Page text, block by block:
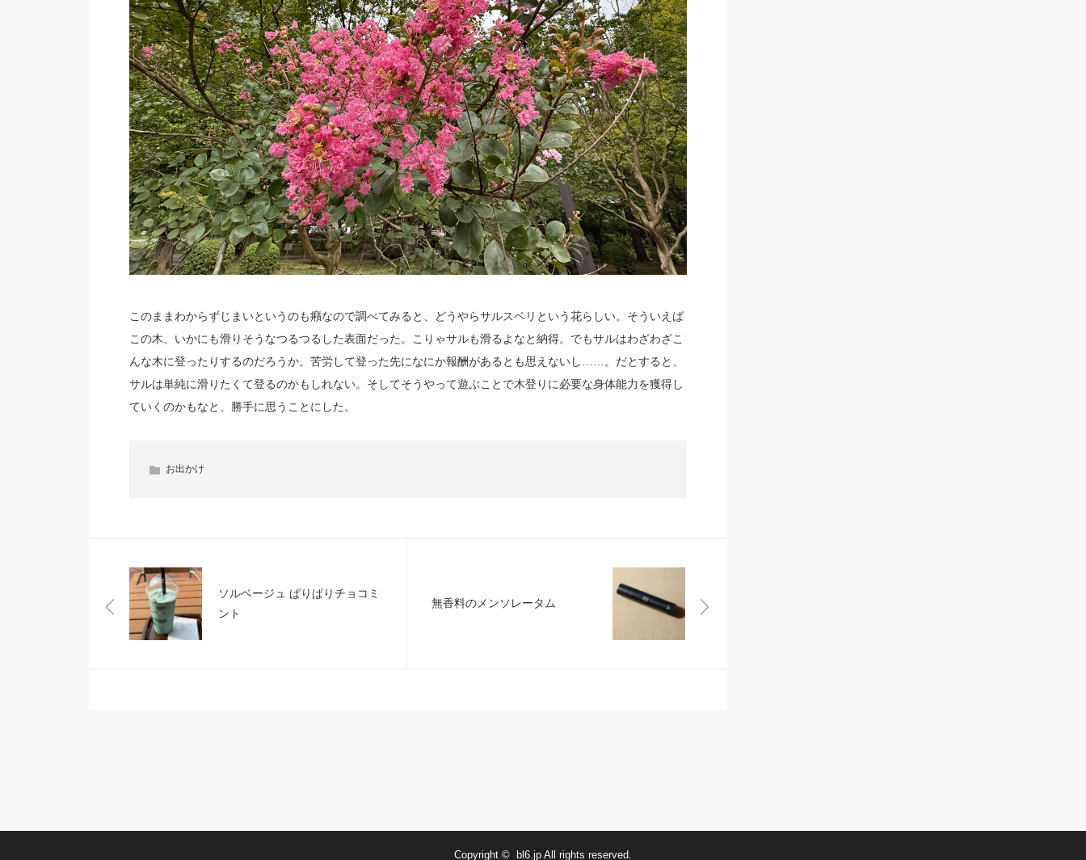
このままわからずじまいというのも癪なので調べてみると、どうやらサルスベリという花らしい。そういえば
この木、いかにも滑りそうなつるつるした表面だった。こりゃサルも滑るよなと納得。でもサルはわざわざこ
んな木に登ったりするのだろうか。苦労して登った先になにか報酬があるとも思えないし……。だとすると、
サルは単純に滑りたくて登るのかもしれない。そしてそうやって遊ぶことで木登りに必要な身体能力を獲得し
ていくのかもなと、勝手に思うことにした。
お出かけ
ソルベージュ ぱりぱりチョコミ
ント
無香料のメンソレータム
Copyright © bl6.jp All rights reserved.